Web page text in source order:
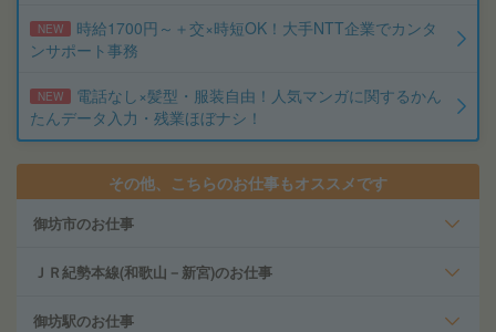
NEW
時給1700円～＋交×時短OK！大手NTT企業でカンタ
ンサポート事務
NEW
電話なし×髪型・服装自由！人気マンガに関するかん
たんデータ入力・残業ほぼナシ！
その他、こちらのお仕事もオススメです
御坊市のお仕事
ＪＲ紀勢本線(和歌山－新宮)のお仕事
御坊駅のお仕事